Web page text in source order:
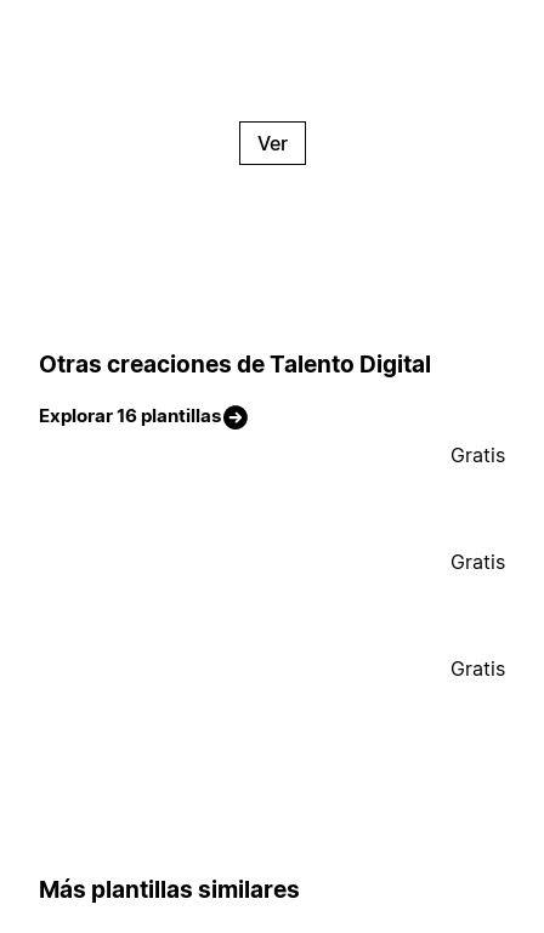
Ver
Otras creaciones de Talento Digital
Explorar 16 plantillas
Gratis
Gratis
Gratis
Más plantillas similares